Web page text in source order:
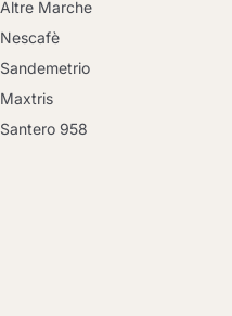
Altre Marche
Nescafè
Sandemetrio
Maxtris
Santero 958